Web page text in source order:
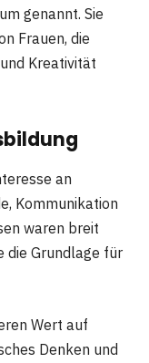
genannt. Sie
Frauen, die
Kreativität
an
Kommunikation
waren breit
die Grundlage für
Wert auf
Denken und